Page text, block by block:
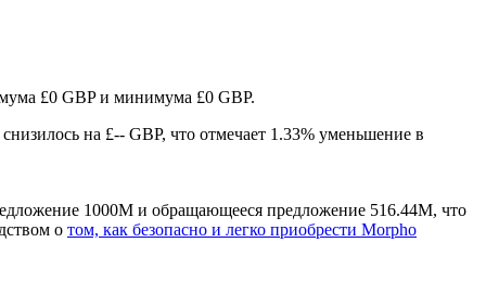
£0 GBP и минимума £0 GBP.
на £-- GBP, что отмечает 1.33% уменьшение в
1000M и обращающееся предложение 516.44M, что
о том, как безопасно и легко приобрести Morpho